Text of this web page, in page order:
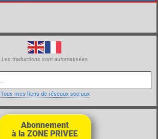
Les traductions sont automatisées
Tous mes liens de réseaux sociaux
Abonnement
à la ZONE PRIVEE